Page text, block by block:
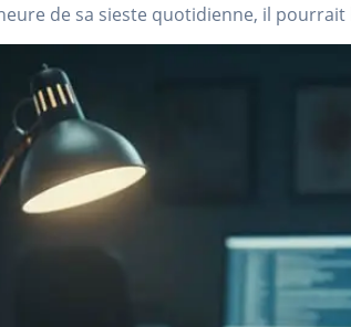
de sa sieste quotidienne, il